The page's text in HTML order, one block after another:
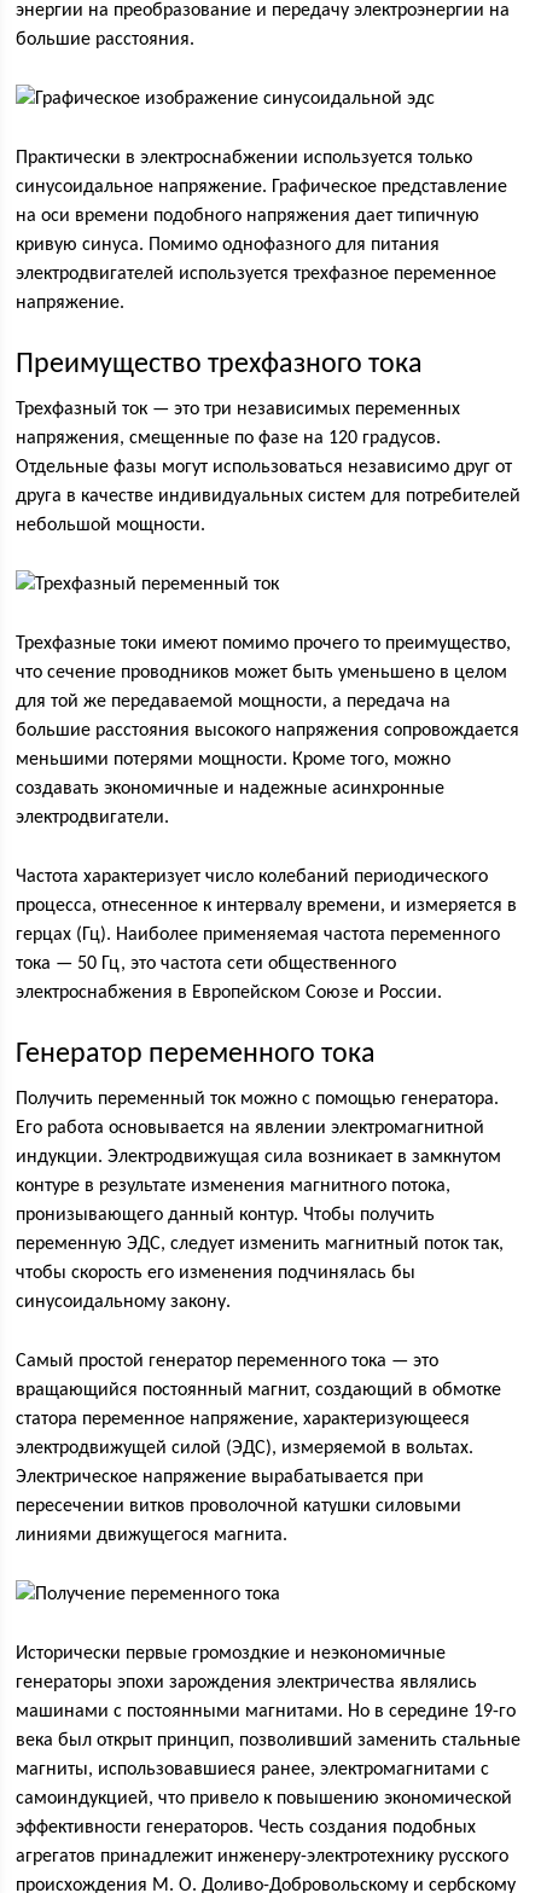
энергии на преобразование и передачу электроэнергии на
большие расстояния.
Практически в электроснабжении используется только
синусоидальное напряжение. Графическое представление
на оси времени подобного напряжения дает типичную
кривую синуса. Помимо однофазного для питания
электродвигателей используется трехфазное переменное
напряжение.
Преимущество трехфазного тока
Трехфазный ток — это три независимых переменных
напряжения, смещенные по фазе на 120 градусов.
Отдельные фазы могут использоваться независимо друг от
друга в качестве индивидуальных систем для потребителей
небольшой мощности.
Трехфазные токи имеют помимо прочего то преимущество,
что сечение проводников может быть уменьшено в целом
для той же передаваемой мощности, а передача на
большие расстояния высокого напряжения сопровождается
меньшими потерями мощности. Кроме того, можно
создавать экономичные и надежные асинхронные
электродвигатели.
Частота характеризует число колебаний периодического
процесса, отнесенное к интервалу времени, и измеряется в
герцах (Гц). Наиболее применяемая частота переменного
тока — 50 Гц, это частота сети общественного
электроснабжения в Европейском Союзе и России.
Генератор переменного тока
Получить переменный ток можно с помощью генератора.
Его работа основывается на явлении электромагнитной
индукции. Электродвижущая сила возникает в замкнутом
контуре в результате изменения магнитного потока,
пронизывающего данный контур. Чтобы получить
переменную ЭДС, следует изменить магнитный поток так,
чтобы скорость его изменения подчинялась бы
синусоидальному закону.
Самый простой генератор переменного тока — это
вращающийся постоянный магнит, создающий в обмотке
статора переменное напряжение, характеризующееся
электродвижущей силой (ЭДС), измеряемой в вольтах.
Электрическое напряжение вырабатывается при
пересечении витков проволочной катушки силовыми
линиями движущегося магнита.
Исторически первые громоздкие и неэкономичные
генераторы эпохи зарождения электричества являлись
машинами с постоянными магнитами. Но в середине 19-го
века был открыт принцип, позволивший заменить стальные
магниты, использовавшиеся ранее, электромагнитами с
самоиндукцией, что привело к повышению экономической
эффективности генераторов. Честь создания подобных
агрегатов принадлежит инженеру-электротехнику русского
происхождения М. О. Доливо-Добровольскому и сербскому